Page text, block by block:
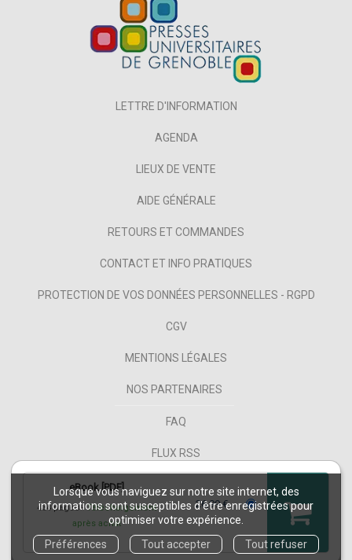
Lorsque vous naviguez sur notre site internet, des
informations sont susceptibles d'être enregistrées pour
optimiser votre expérience.
Préférences
Tout accepter Tout refuser
eBook [PDF]
434 pages Téléchargement
après achat
26,99 €
LETTRE D'INFORMATION
AGENDA
LIEUX DE VENTE
AIDE GÉNÉRALE
RETOURS ET COMMANDES
CONTACT ET INFO PRATIQUES
PROTECTION DE VOS DONNÉES PERSONNELLES - RGPD
CGV
MENTIONS LÉGALES
NOS PARTENAIRES
FAQ
FLUX RSS
COPYRIGHT © 2026 PUG ET NUXOS PUBLISHING TECHNOLOGIES.IZIBOOK®
IZIBOOKS®SONT DES MARQUES DÉPOSÉES DE LA SOCIÉTÉ NUXOS PUBLISHING